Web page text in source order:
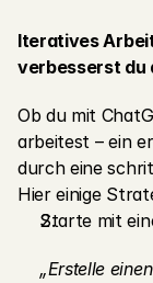
Iteratives
verbesserst du
Ob du mit
arbeitest – ein
durch eine
Hier einige
Starte mit
„Erstelle